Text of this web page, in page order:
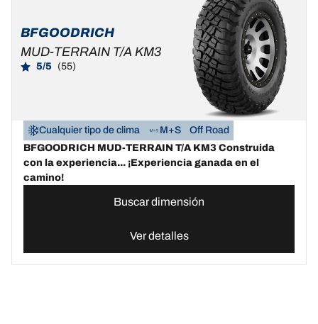
BFGOODRICH
MUD-TERRAIN T/A KM3
5/5 (55)
Cualquier tipo de clima M+S
Off Road
BFGOODRICH MUD-TERRAIN T/A KM3 Construida
con la experiencia... ¡Experiencia ganada en el
camino!
Buscar dimensión
Ver detalles